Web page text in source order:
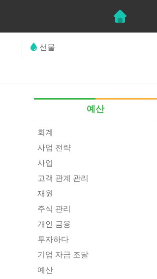
선물
예산
회계
사업 전략
사업
고객 관계 관리
재원
주식 관리
개인 금융
투자하다
기업 자금 조달
예산